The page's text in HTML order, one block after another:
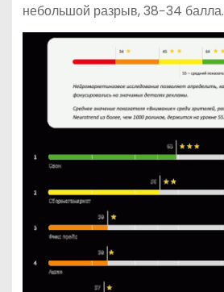
небольшой разрыв, 38−34 балла.